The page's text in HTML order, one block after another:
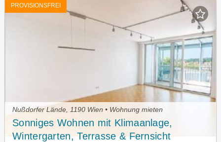
PROVISIONSFREI
Nußdorfer Lände, 1190 Wien • Wohnung mieten
Sonniges Wohnen mit Klimaanlage,
Wintergarten, Terrasse & Fernsicht